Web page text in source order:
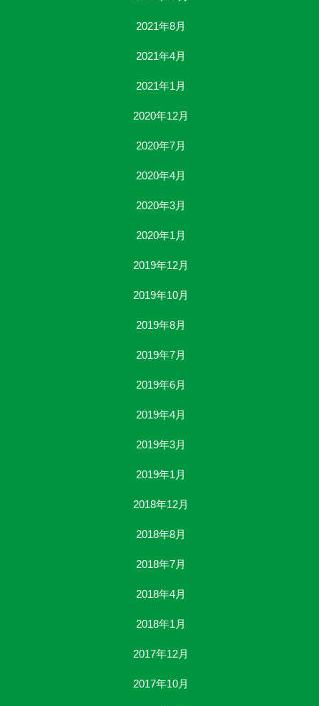
2021年8月
2021年4月
2021年1月
2020年12月
2020年7月
2020年4月
2020年3月
2020年1月
2019年12月
2019年10月
2019年8月
2019年7月
2019年6月
2019年4月
2019年3月
2019年1月
2018年12月
2018年8月
2018年7月
2018年4月
2018年1月
2017年12月
2017年10月